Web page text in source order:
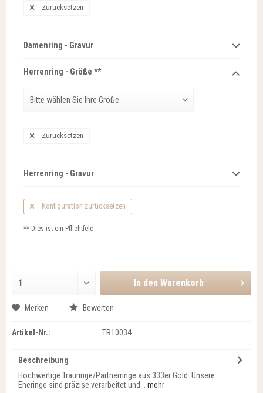
Zurücksetzen
Damenring - Gravur
Herrenring - Größe **
Zurücksetzen
Herrenring - Gravur
Konfiguration zurücksetzen
** Dies ist ein Pflichtfeld.
In den Warenkorb
Merken Bewerten
Artikel-Nr.: TR10034
Beschreibung
Hochwertige Trauringe/Partnerringe aus 333er Gold. Unsere
Eheringe sind präzise verarbeitet und...
mehr